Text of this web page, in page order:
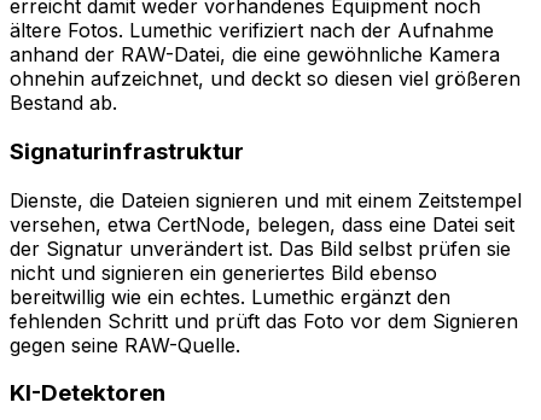
erreicht damit weder vorhandenes Equipment noch
ältere Fotos. Lumethic verifiziert nach der Aufnahme
anhand der RAW-Datei, die eine gewöhnliche Kamera
ohnehin aufzeichnet, und deckt so diesen viel größeren
Bestand ab.
Signaturinfrastruktur
Dienste, die Dateien signieren und mit einem Zeitstempel
versehen, etwa CertNode, belegen, dass eine Datei seit
der Signatur unverändert ist. Das Bild selbst prüfen sie
nicht und signieren ein generiertes Bild ebenso
bereitwillig wie ein echtes. Lumethic ergänzt den
fehlenden Schritt und prüft das Foto vor dem Signieren
gegen seine RAW-Quelle.
KI-Detektoren